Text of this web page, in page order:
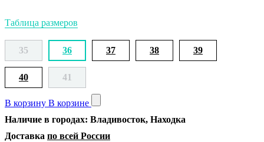
Таблица размеров
35 36 37 38 39
40 41
В корзину В корзине
Наличие в городах: Владивосток, Находка
Доставка по всей России